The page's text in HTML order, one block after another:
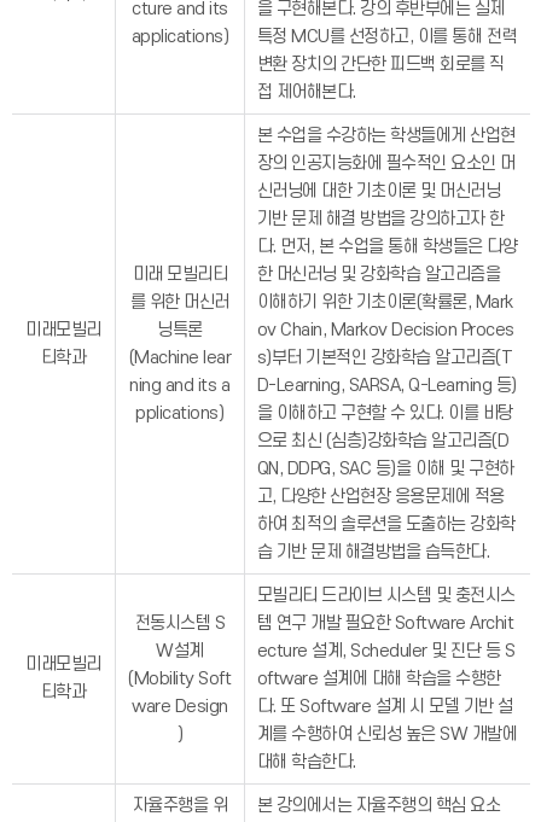
cture and its
applications)
을 구현해본다. 강의 후반부에는 실제
특정 MCU를 선정하고, 이를 통해 전력
변환 장치의 간단한 피드백 회로를 직
접 제어해본다.
미래모빌리
티학과
미래 모빌리티
를 위한 머신러
닝특론
(Machine lear
ning and its a
pplications)
본 수업을 수강하는 학생들에게 산업현
장의 인공지능화에 필수적인 요소인 머
신러닝에 대한 기초이론 및 머신러닝
기반 문제 해결 방법을 강의하고자 한
다. 먼저, 본 수업을 통해 학생들은 다양
한 머신러닝 및 강화학습 알고리즘을
이해하기 위한 기초이론(확률론, Mark
ov Chain, Markov Decision Proces
s)부터 기본적인 강화학습 알고리즘(T
D-Learning, SARSA, Q-Learning 등)
을 이해하고 구현할 수 있다. 이를 바탕
으로 최신 (심층)강화학습 알고리즘(D
QN, DDPG, SAC 등)을 이해 및 구현하
고, 다양한 산업현장 응용문제에 적용
하여 최적의 솔루션을 도출하는 강화학
습 기반 문제 해결방법을 습득한다.
미래모빌리
티학과
전동시스템 S
W설계
(Mobility Soft
ware Design
)
모빌리티 드라이브 시스템 및 충전시스
템 연구 개발 필요한 Software Archit
ecture 설계, Scheduler 및 진단 등 S
oftware 설계에 대해 학습을 수행한
다. 또 Software 설계 시 모델 기반 설
계를 수행하여 신뢰성 높은 SW 개발에
대해 학습한다.
자율주행을 위
본 강의에서는 자율주행의 핵심 요소